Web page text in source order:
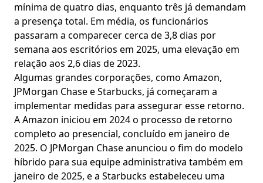
mínima de quatro dias, enquanto três já demandam
a presença total. Em média, os funcionários
passaram a comparecer cerca de 3,8 dias por
semana aos escritórios em 2025, uma elevação em
relação aos 2,6 dias de 2023.
Algumas grandes corporações, como Amazon,
JPMorgan Chase e Starbucks, já começaram a
implementar medidas para assegurar esse retorno.
A Amazon iniciou em 2024 o processo de retorno
completo ao presencial, concluído em janeiro de
2025. O JPMorgan Chase anunciou o fim do modelo
híbrido para sua equipe administrativa também em
janeiro de 2025, e a Starbucks estabeleceu uma